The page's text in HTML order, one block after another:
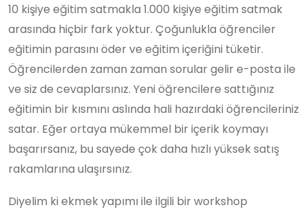
10 kişiye eğitim satmakla 1.000 kişiye eğitim satmak
arasında hiçbir fark yoktur. Çoğunlukla öğrenciler
eğitimin parasını öder ve eğitim içeriğini tüketir.
Öğrencilerden zaman zaman sorular gelir e-posta ile
ve siz de cevaplarsınız. Yeni öğrencilere sattığınız
eğitimin bir kısmını aslında hali hazırdaki öğrencileriniz
satar. Eğer ortaya mükemmel bir içerik koymayı
başarırsanız, bu sayede çok daha hızlı yüksek satış
rakamlarına ulaşırsınız.
Diyelim ki ekmek yapımı ile ilgili bir workshop